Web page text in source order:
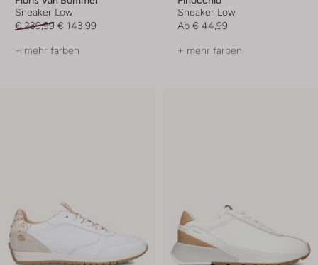
Sneaker Low
€ 239,99 € 143,99
+ mehr farben
Sneaker Low
Ab € 44,99
+ mehr farben